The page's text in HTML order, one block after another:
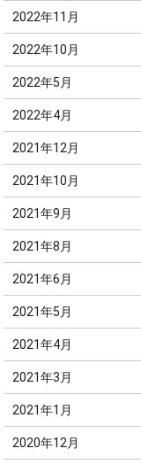
2022年11月
2022年10月
2022年5月
2022年4月
2021年12月
2021年10月
2021年9月
2021年8月
2021年6月
2021年5月
2021年4月
2021年3月
2021年1月
2020年12月